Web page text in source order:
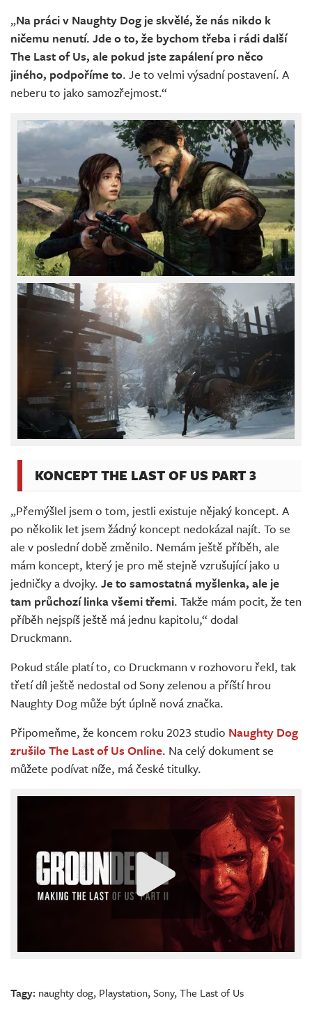
„Na práci v Naughty Dog je skvělé, že nás nikdo k
ničemu nenutí. Jde o to, že bychom třeba i rádi další
The Last of Us, ale pokud jste zapálení pro něco
jiného, podpoříme to. Je to velmi výsadní postavení. A
neberu to jako samozřejmost.“
KONCEPT THE LAST OF US PART 3
„Přemýšlel jsem o tom, jestli existuje nějaký koncept. A
po několik let jsem žádný koncept nedokázal najít. To se
ale v poslední době změnilo. Nemám ještě příběh, ale
mám koncept, který je pro mě stejně vzrušující jako u
jedničky a dvojky. Je to samostatná myšlenka, ale je
tam průchozí linka všemi třemi. Takže mám pocit, že ten
příběh nejspíš ještě má jednu kapitolu,“ dodal
Druckmann.
Pokud stále platí to, co Druckmann v rozhovoru řekl, tak
třetí díl ještě nedostal od Sony zelenou a příští hrou
Naughty Dog může být úplně nová značka.
Připomeňme, že koncem roku 2023 studio Naughty Dog
zrušilo The Last of Us Online. Na celý dokument se
můžete podívat níže, má české titulky.
Tagy: naughty dog, Playstation,Sony,The Last of Us